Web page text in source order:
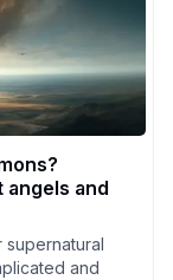
angels and
supernatural
and